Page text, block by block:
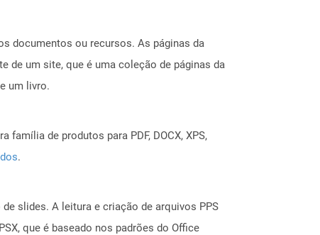
documentos ou recursos. As páginas da
de um site, que é uma coleção de páginas da
um livro.
de produtos para PDF, DOCX, XPS,
.
slides. A leitura e criação de arquivos PPS
que é baseado nos padrões do Office